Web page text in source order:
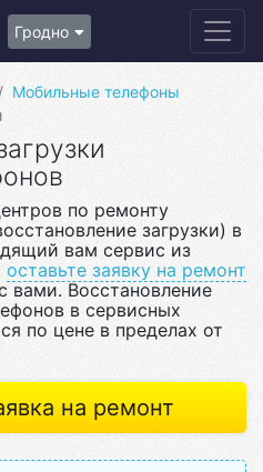
Гродно
Мобильные телефоны
по ремонту
загрузки) в
вам сервис из
оставьте заявку на ремонт
вами. Восстановление
в сервисных
по цене в пределах от
на ремонт